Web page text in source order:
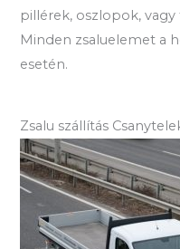
pillérek, oszlopok, vagy
Minden zsaluelemet a
esetén.
Zsalu szállítás